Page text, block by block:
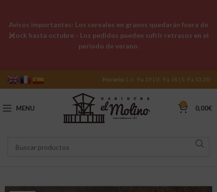
Horario: L-J: 9 a 19 | V: 9 a 18 | S: 9 a 13:30
MENU 0 0,00€
Avisos importantes: Los cereales en granos quedarán fuera de
stock hasta octubre - Los pedidos pueden sufrir retrasos en el
período de verano.